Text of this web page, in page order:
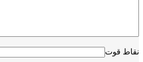
نقاط قوت